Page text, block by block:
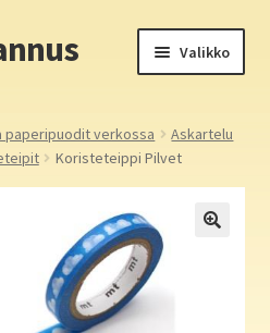
Valikko
paperipuodit verkossa
Askartelu
Koristeteippi Pilvet